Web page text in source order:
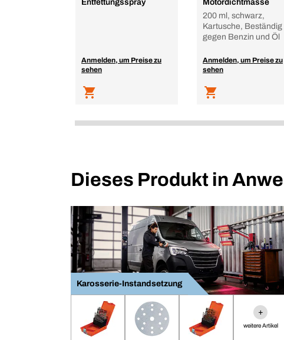
Entfettungsspray
Anmelden, um Preise zu
sehen
Motordichtmasse
200 ml, schwarz,
Kartusche, Beständig
gegen Benzin und Öl
Anmelden, um Preise zu
sehen
Dieses Produkt in
Karosserie-Instandsetzung
+
weitere Artikel